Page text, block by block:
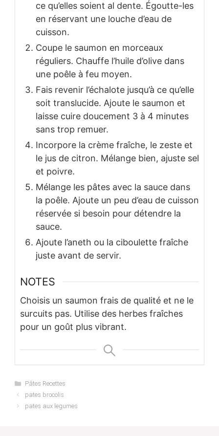
ce qu’elles soient al dente. Égoutte-les
en réservant une louche d’eau de
cuisson.
Coupe le saumon en morceaux
réguliers. Chauffe l’huile d’olive dans
une poêle à feu moyen.
Fais revenir l’échalote jusqu’à ce qu’elle
soit translucide. Ajoute le saumon et
laisse cuire doucement 3 à 4 minutes
sans trop remuer.
Incorpore la crème fraîche, le zeste et
le jus de citron. Mélange bien, ajuste sel
et poivre.
Mélange les pâtes avec la sauce dans
la poêle. Ajoute un peu d’eau de cuisson
réservée si besoin pour détendre la
sauce.
Ajoute l’aneth ou la ciboulette fraîche
juste avant de servir.
NOTES
Choisis un saumon frais de qualité et ne le
surcuits pas. Utilise des herbes fraîches
pour un goût plus vibrant.
Categories
Pâtes Recettes
pates brocolis
pates aux legumes